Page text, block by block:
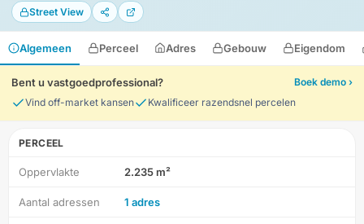
Street View
Algemeen Perceel Adres Gebouw Eigendom
Bent u vastgoedprofessional?
Boek demo ›
Vind off-market kansen
Kwalificeer razendsnel percelen
PERCEEL
Oppervlakte 2.235 m²
Aantal adressen 1 adres